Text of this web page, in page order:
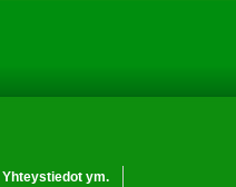
Yhteystiedot ym.